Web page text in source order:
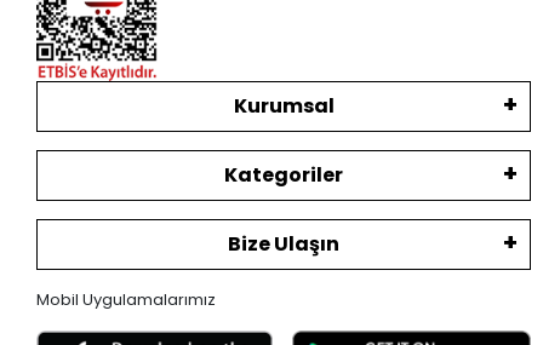
Kurumsal
Kategoriler
Bize Ulaşın
Mobil Uygulamalarımız